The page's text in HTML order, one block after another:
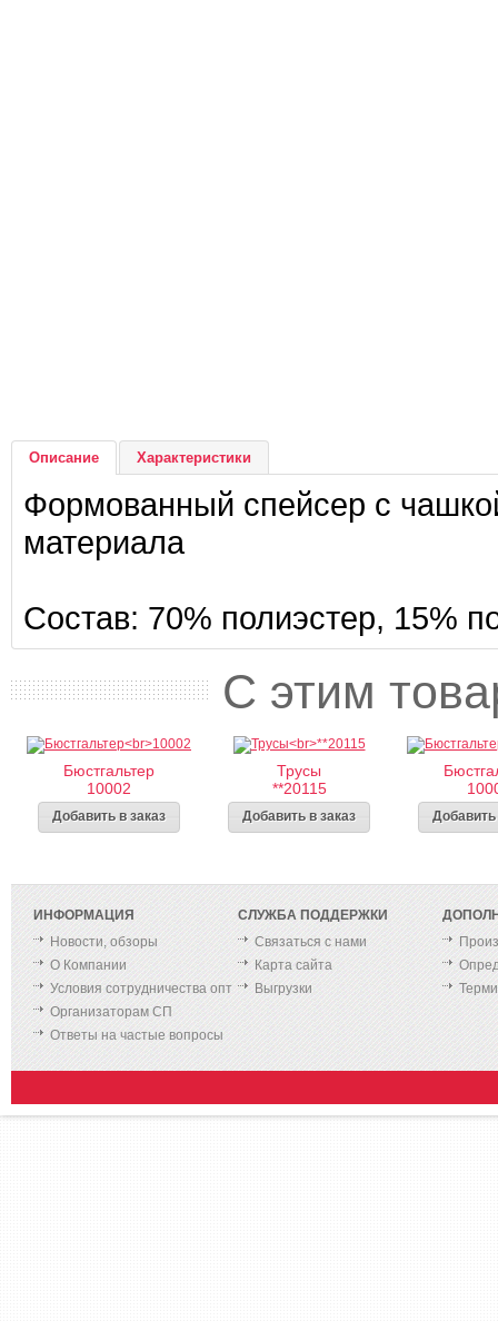
Описание Характеристики
Формованный спейсер с
материала
Состав: 70% полиэстер, 15%
С этим
Бюстгальтер
10002
Добавить в заказ
Трусы
**20115
Добавить в заказ Добавить
ИНФОРМАЦИЯ
Новости, обзоры
О Компании
Условия сотрудничества опт
Организаторам СП
Ответы на частые вопросы
СЛУЖБА ПОДДЕРЖКИ
Связаться с нами
Карта сайта
Выгрузки